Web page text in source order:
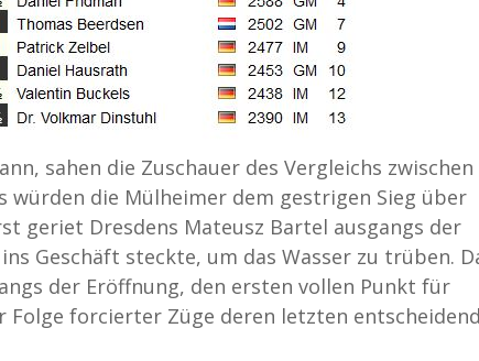
sahen die Zuschauer des Vergleichs zwischen
würden die Mülheimer dem gestrigen Sieg über
geriet Dresdens Mateusz Bartel ausgangs der
Geschäft steckte, um das Wasser zu trüben.
der Eröffnung, den ersten vollen Punkt für
Folge forcierter Züge deren letzten